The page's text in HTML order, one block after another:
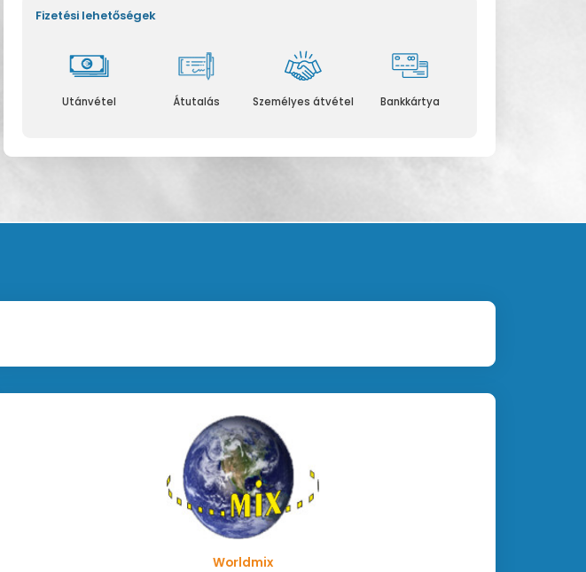
Fizetési lehetőségek
Utánvétel Átutalás Személyes átvétel Bankkártya
Worldmix